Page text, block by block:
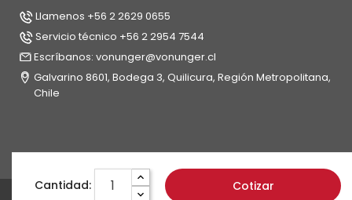
Cantidad: Cotizar
Llamenos +56 2 2629 0655
Servicio técnico +56 2 2954 7544
Escríbanos: vonunger@vonunger.cl
Galvarino 8601, Bodega 3, Quilicura, Región Metropolitana,
Chile